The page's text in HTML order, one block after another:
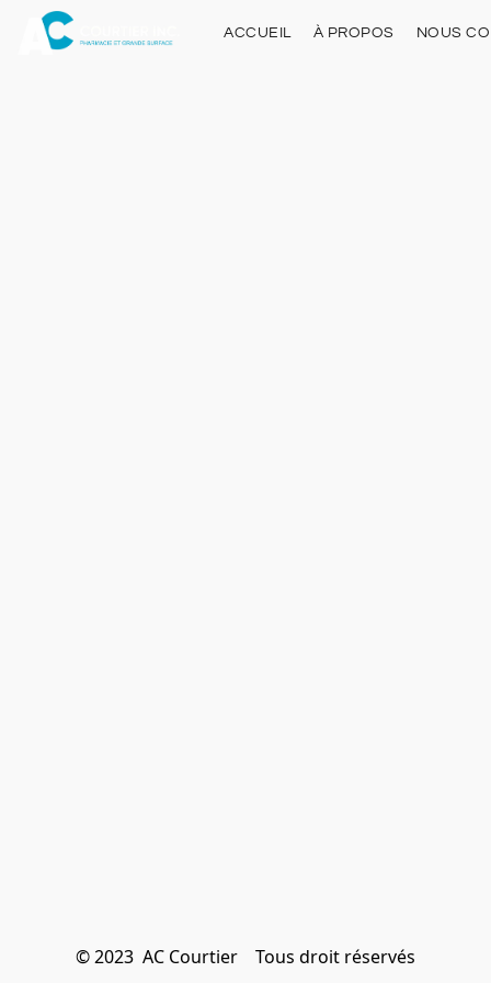
ACCUEIL À PROPOS NOUS
© 2023  AC Courtier    Tous droit réservés